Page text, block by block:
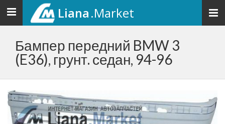
Toggle
navigation
Liana.Market
Бампер передний BMW 3
(E36), грунт. седан, 94-96